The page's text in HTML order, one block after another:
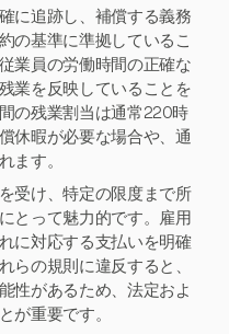
に追跡し、補償する義務
の基準に準拠しているこ
業員の労働時間の正確な
業を反映していることを
の残業割当は通常220時
休暇が必要な場合や、通
ます。
受け、特定の限度まで所
とって魅力的です。雇用
に対応する支払いを明確
らの規則に違反すると、
性があるため、法定およ
が重要です。